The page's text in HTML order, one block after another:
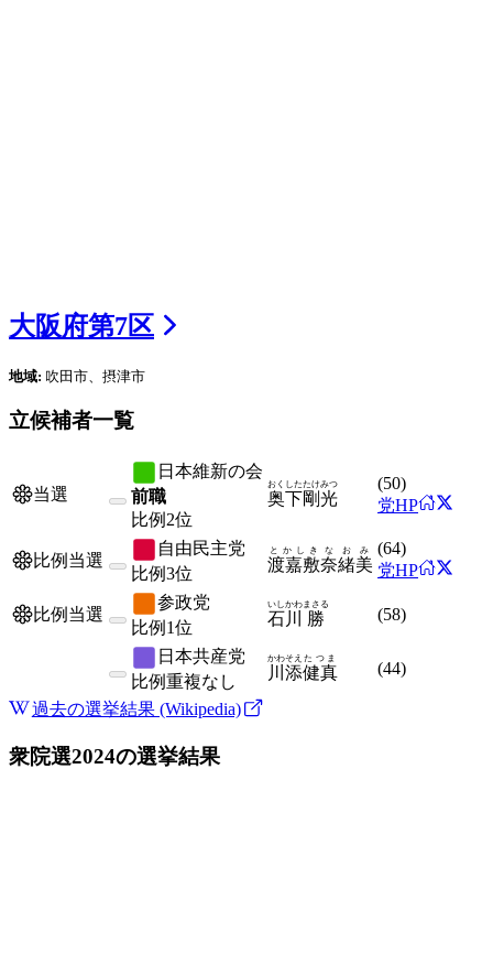
大阪府第7区
地域: 吹田市、摂津市
立候補者一覧
当選
日本維新の会
前職
比例 2位
奥下
おくした
剛光
たけみつ (50)
党HP
比例当選
自由民主党
比例3位 渡嘉敷
とかしき
奈緒美
なおみ (64)
党HP
比例当選
参政党
比例 1位 石川
いしかわ
勝
まさる
(58)
日本共産党
比例重複なし 川添
かわそえ
健真
たつま
(44)
過去の選挙結果 (Wikipedia)
衆院選2024の選挙結果